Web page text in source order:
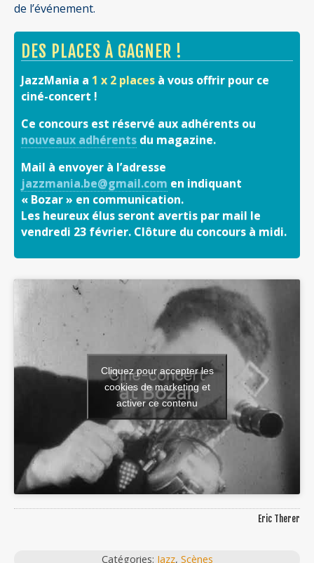
de l’événement.
DES PLACES À GAGNER !
JazzMania a 1 x 2 places à vous offrir pour ce
ciné-concert !
Ce concours est réservé aux adhérents ou
nouveaux adhérents du magazine.
Mail à envoyer à l’adresse
jazzmania.be@gmail.com en indiquant
« Bozar » en communication.
Les heureux élus seront avertis par mail le
vendredi 23 février. Clôture du concours à midi.
Cliquez pour accepter les
cookies de marketing et
activer ce contenu
Eric Therer
Catégories: Jazz, Scènes